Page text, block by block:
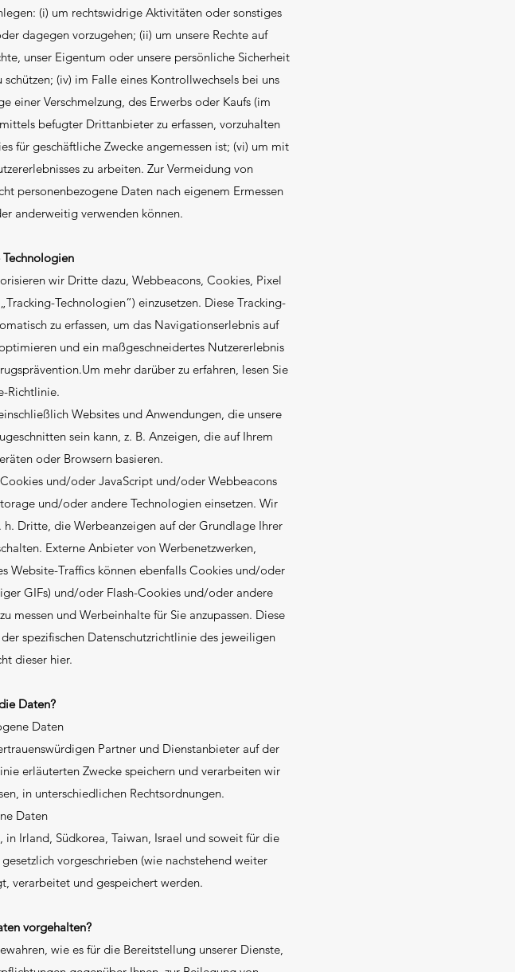
(i) um rechtswidrige Aktivitäten oder sonstiges
dagegen vorzugehen; (ii) um unsere Rechte auf
unser Eigentum oder unsere persönliche Sicherheit
(iv) im Falle eines Kontrollwechsels bei uns
einer Verschmelzung, des Erwerbs oder Kaufs (im
befugter Drittanbieter zu erfassen, vorzuhalten
für geschäftliche Zwecke angemessen ist; (vi) um mit
zu arbeiten. Zur Vermeidung von
personenbezogene Daten nach eigenem Ermessen
anderweitig verwenden können.
wir Dritte dazu, Webbeacons, Cookies, Pixel
Technologien“) einzusetzen. Diese Tracking-
zu erfassen, um das Navigationserlebnis auf
und ein maßgeschneidertes Nutzererlebnis
mehr darüber zu erfahren, lesen Sie
Richtlinie.
Websites und Anwendungen, die unsere
sein kann, z. B. Anzeigen, die auf Ihrem
oder Browsern basieren.
und/oder JavaScript und/oder Webbeacons
und/oder andere Technologien einsetzen. Wir
Dritte, die Werbeanzeigen auf der Grundlage Ihrer
Externe Anbieter von Werbenetzwerken,
Website-Traffics können ebenfalls Cookies und/oder
GIFs) und/oder Flash-Cookies und/oder andere
messen und Werbeinhalte für Sie anzupassen. Diese
spezifischen Datenschutzrichtlinie des jeweiligen
dieser hier.
Daten?
Daten
Partner und Dienstanbieter auf der
erläuterten Zwecke speichern und verarbeiten wir
in unterschiedlichen Rechtsordnungen.
Daten
Irland, Südkorea, Taiwan, Israel und soweit für die
vorgeschrieben (wie nachstehend weiter
verarbeitet und gespeichert werden.
vorgehalten?
wie es für die Bereitstellung unserer Dienste,